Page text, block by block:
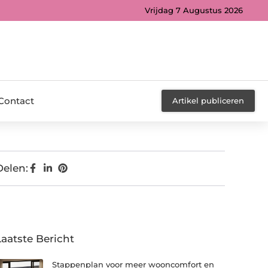
Vrijdag 7 Augustus 2026
Artikel publiceren
Bericht
Stappenplan voor meer wooncomfort en